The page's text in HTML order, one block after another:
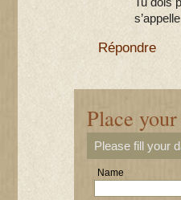
Répondre
Place
Please fill your
Name